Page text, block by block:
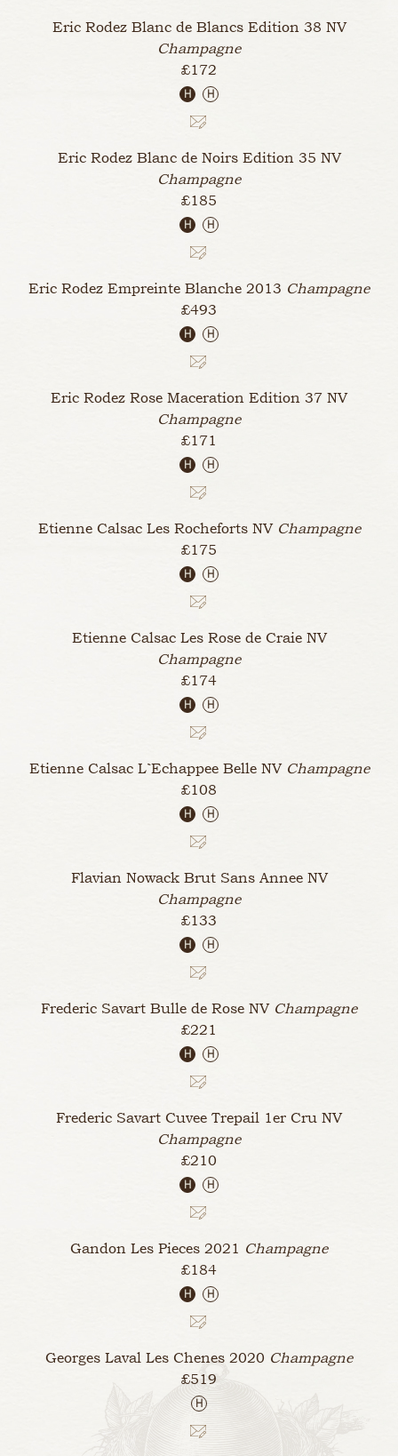
Eric Rodez Blanc de Blancs Edition 38 NV
Champagne
£172
H H
Eric Rodez Blanc de Noirs Edition 35 NV
Champagne
£185
H H
Eric Rodez Empreinte Blanche 2013 Champagne
£493
H H
Eric Rodez Rose Maceration Edition 37 NV
Champagne
£171
H H
Etienne Calsac Les Rocheforts NV Champagne
£175
H H
Etienne Calsac Les Rose de Craie NV
Champagne
£174
H H
Etienne Calsac L`Echappee Belle NV Champagne
£108
H H
Flavian Nowack Brut Sans Annee NV
Champagne
£133
H H
Frederic Savart Bulle de Rose NV Champagne
£221
H H
Frederic Savart Cuvee Trepail 1er Cru NV
Champagne
£210
H H
Gandon Les Pieces 2021 Champagne
£184
H H
Georges Laval Les Chenes 2020 Champagne
£519
H